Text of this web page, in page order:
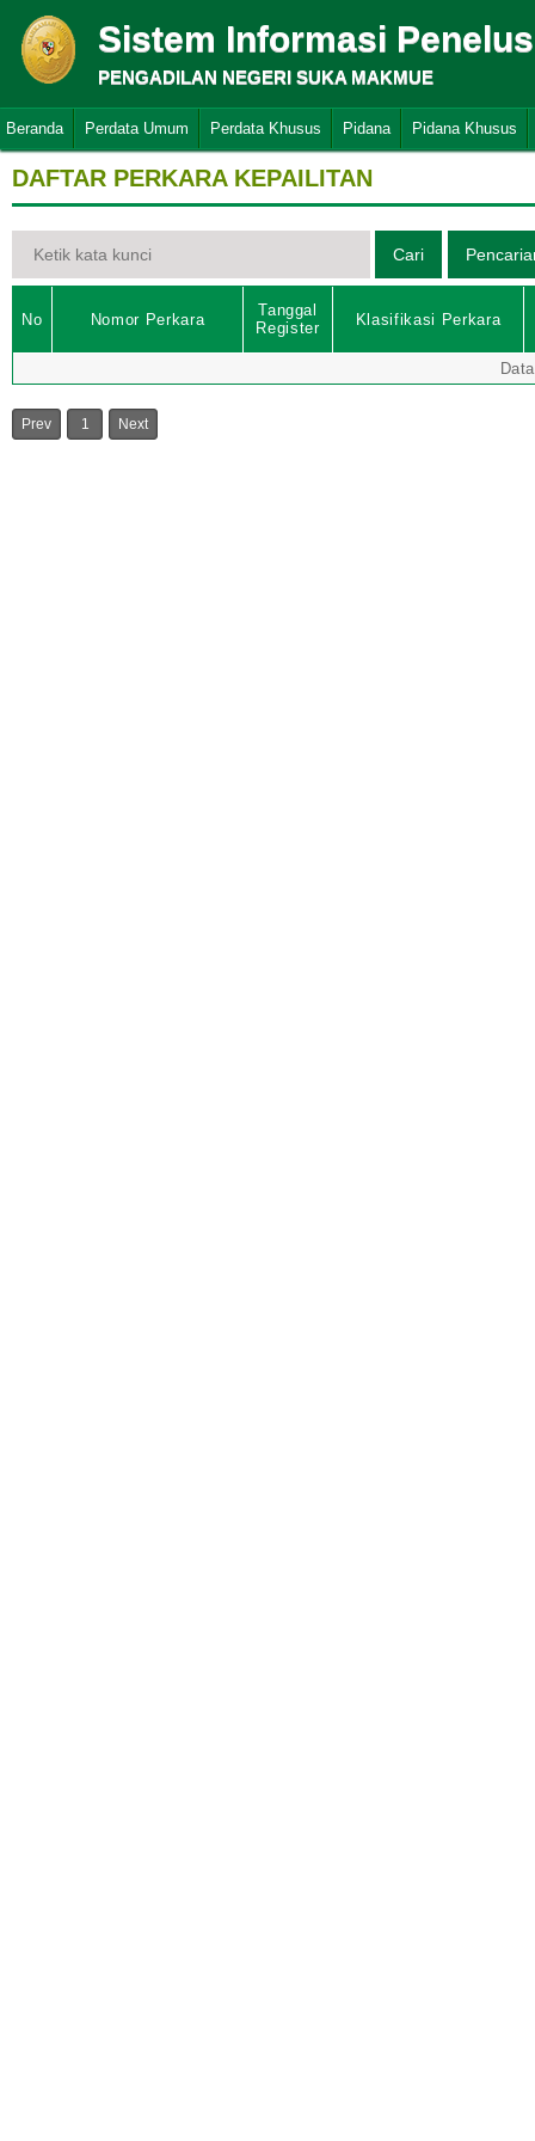
Sistem Informasi
PENGADILAN NEGERI SUKA MAKMUE
Beranda Perdata Umum Perdata Khusus Pidana Pidana Khusus
DAFTAR PERKARA KEPAILITAN
No Nomor Perkara
Tanggal
Register
Klasifikasi Perkara
Prev 1 Next